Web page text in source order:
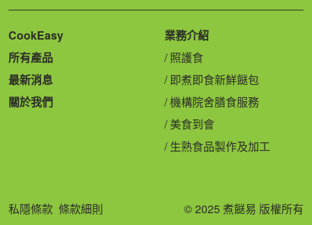
CookEasy
所有產品
最新消息
關於我們
業務介紹
照護食
即煮即食新鮮餸包
機構院舍膳食服務
美食到會
生熟食品製作及加工
私隱條款 條款細則 © 2025 煮餸易 版權所有